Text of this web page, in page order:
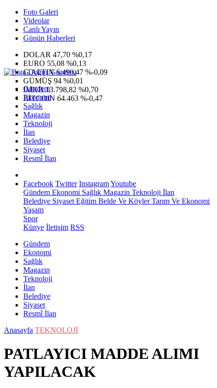
Foto Galeri
Videolar
Canlı Yayın
Günün Haberleri
DOLAR 47,70 %0,17
EURO 55,08 %0,13
G.ALTIN6.490,47 %-0,09
GÜMÜŞ 94 %0,01
IMKB13.798,82 %0,70
BITCOIN 64.463 %-0,47
Gündem
Ekonomi
Sağlık
Magazin
Teknoloji
İlan
Belediye
Siyaset
Resmî İlan
Facebook Twitter InstagramYoutube
Gündem Ekonomi Sağlık Magazin Teknoloji İlan
Belediye Siyaset Eğitim Belde Ve KöylerTarım Ve Ekonomi
Yaşam
Spor
Künye İletişim RSS
Gündem
Ekonomi
Sağlık
Magazin
Teknoloji
İlan
Belediye
Siyaset
Resmî İlan
Anasayfa TEKNOLOJİ
PATLAYICI MADDE ALIMI
YAPILACAK